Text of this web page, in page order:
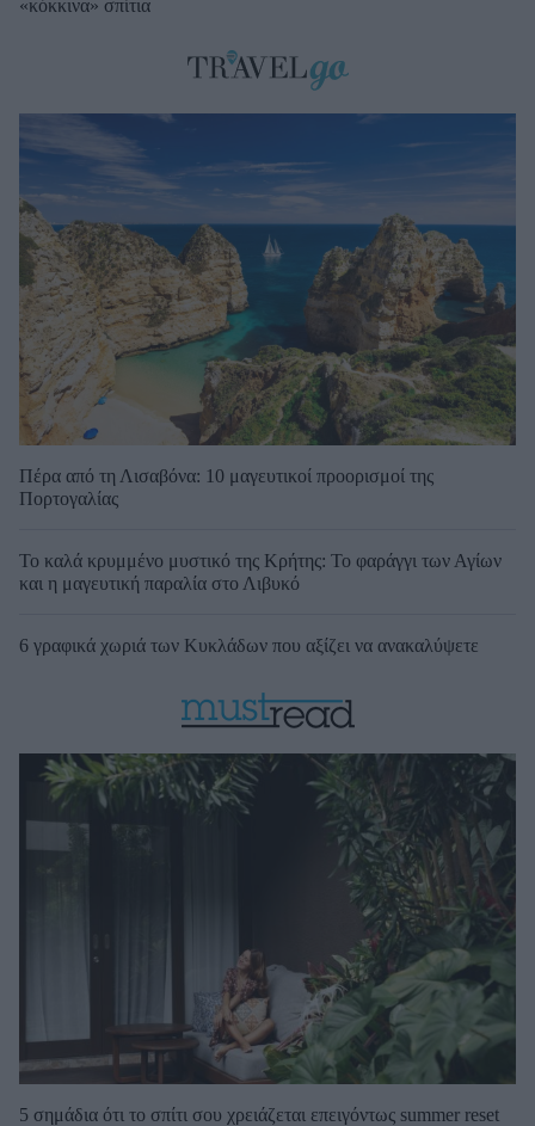
«κόκκινα» σπίτια
Πέρα από τη Λισαβόνα: 10 μαγευτικοί προορισμοί της
Πορτογαλίας
Το καλά κρυμμένο μυστικό της Κρήτης: Το φαράγγι των Αγίων
και η μαγευτική παραλία στο Λιβυκό
6 γραφικά χωριά των Κυκλάδων που αξίζει να ανακαλύψετε
5 σημάδια ότι το σπίτι σου χρειάζεται επειγόντως summer reset